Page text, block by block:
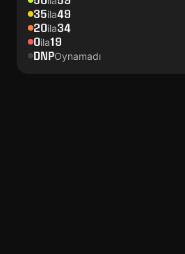
35ila49
20ila34
0ila19
DNPOynamadı